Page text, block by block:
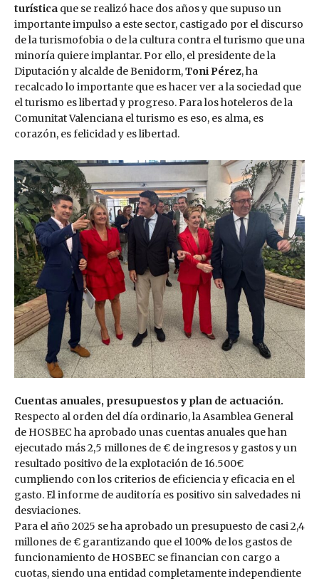
turística que se realizó hace dos años y que supuso un
importante impulso a este sector, castigado por el discurso
de la turismofobia o de la cultura contra el turismo que una
minoría quiere implantar. Por ello, el presidente de la
Diputación y alcalde de Benidorm,Toni Pérez, ha
recalcado lo importante que es hacer ver a la sociedad que
el turismo es libertad y progreso. Para los hoteleros de la
Comunitat Valenciana el turismo es eso, es alma, es
corazón, es felicidad y es libertad.
Cuentas anuales, presupuestos y plan de actuación.
Respecto al orden del día ordinario, la Asamblea General
de HOSBEC ha aprobado unas cuentas anuales que han
ejecutado más 2,5 millones de € de ingresos y gastos y un
resultado positivo de la explotación de 16.500€
cumpliendo con los criterios de eficiencia y eficacia en el
gasto. El informe de auditoría es positivo sin salvedades ni
desviaciones.
Para el año 2025 se ha aprobado un presupuesto de casi 2,4
millones de € garantizando que el 100% de los gastos de
funcionamiento de HOSBEC se financian con cargo a
cuotas, siendo una entidad completamente independiente